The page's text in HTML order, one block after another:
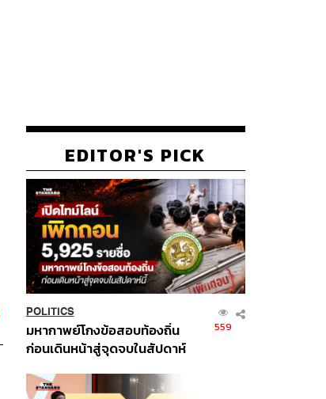
EDITOR'S PICK
POLITICS
มหากาพย์โกงข้อสอบท้องถิ่น
ก่อนเดินหน้าสู่จุดจบในสัปดาห์
559